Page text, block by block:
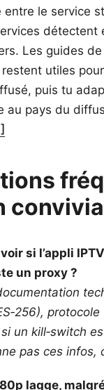
entre le service
détectent
Les guides
restent utiles
puis tu
au pays du
si l’appli
un proxy ?
protocole
un kill‑switch
pas ces infos,
lagge,